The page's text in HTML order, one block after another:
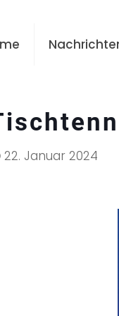
22. Januar 2024